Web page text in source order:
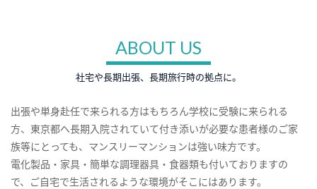
ABOUT US
社宅や長期出張、長期旅行時の拠点に。
出張や単身赴任で来られる方はもちろん学校に受験に来られる
方、東京都へ長期入院されていて付き添いが必要な患者様のご家
族等にとっても、マンスリーマンションは強い味方です。
電化製品・家具・簡単な調理器具・食器類も付いておりますの
で、ご自宅で生活されるような環境がそこにはあります。